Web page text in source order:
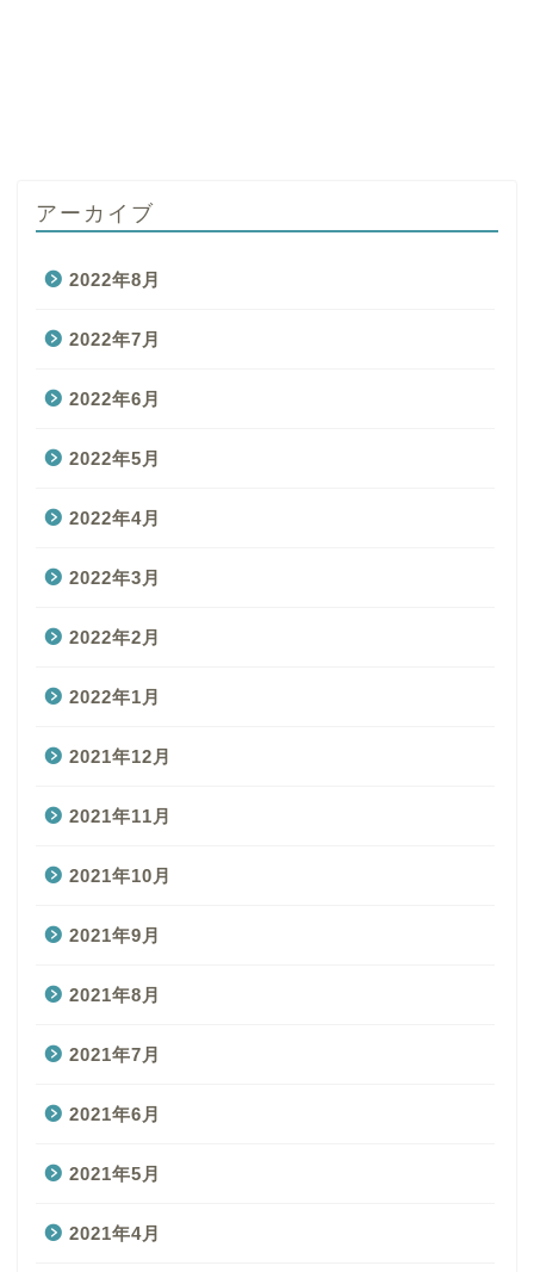
アーカイブ
2022年8月
2022年7月
2022年6月
2022年5月
2022年4月
2022年3月
2022年2月
2022年1月
2021年12月
2021年11月
2021年10月
2021年9月
2021年8月
2021年7月
2021年6月
2021年5月
2021年4月